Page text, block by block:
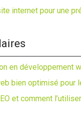
internet pour une
en développement
bien optimisé pour
et comment